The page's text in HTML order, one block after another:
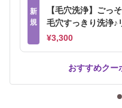
新
規
【毛穴洗浄】ごっ
毛穴すっきり洗浄
¥3,300
おすすめクー